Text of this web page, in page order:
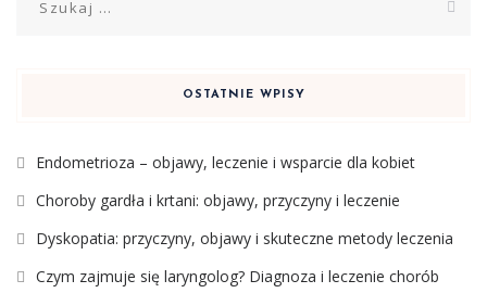
OSTATNIE WPISY
Endometrioza – objawy, leczenie i wsparcie dla kobiet
Choroby gardła i krtani: objawy, przyczyny i leczenie
Dyskopatia: przyczyny, objawy i skuteczne metody leczenia
Czym zajmuje się laryngolog? Diagnoza i leczenie chorób